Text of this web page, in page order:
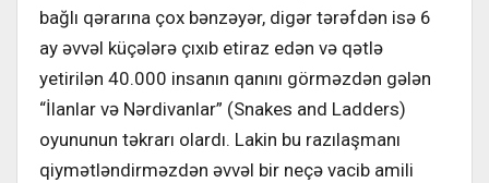
bağlı qərarına çox bənzəyər, digər tərəfdən isə 6
ay əvvəl küçələrə çıxıb etiraz edən və qətlə
yetirilən 40.000 insanın qanını görməzdən gələn
“İlanlar və Nərdivanlar” (Snakes and Ladders)
oyununun təkrarı olardı. Lakin bu razılaşmanı
qiymətləndirməzdən əvvəl bir neçə vacib amili